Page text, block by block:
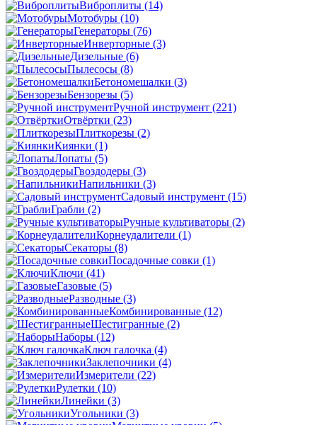
Виброплиты (14)
Мотобуры (10)
Генераторы (76)
Инверторные (3)
Дизельные (6)
Пылесосы (8)
Бетономешалки (3)
Бензорезы (5)
Ручной инструмент (221)
Отвёртки (23)
Плиткорезы (2)
Киянки (1)
Лопаты (5)
Гвоздодеры (3)
Напильники (3)
Садовый инструмент (15)
Грабли (2)
Ручные культиваторы (2)
Корнеудалители (1)
Секаторы (8)
Посадочные совки (1)
Ключи (41)
Газовые (5)
Разводные (3)
Комбинированные (12)
Шестигранные (2)
Наборы (12)
Ключ галочка (4)
Заклепочники (4)
Измерители (22)
Рулетки (10)
Линейки (3)
Угольники (3)